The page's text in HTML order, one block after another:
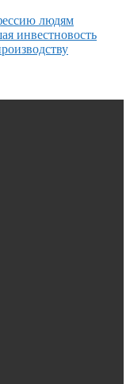
людям
инвестновость